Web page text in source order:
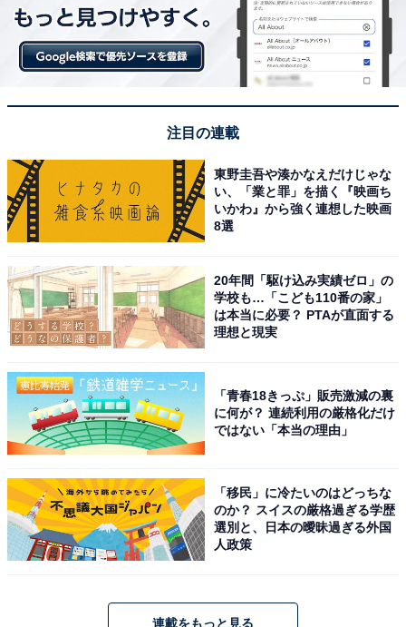
注目の連載
東野圭吾や湊かなえだけじゃな
い、「業と罪」を描く『映画ち
いかわ』から強く連想した映画
8選
20年間「駆け込み実績ゼロ」の
学校も…「こども110番の家」
は本当に必要？ PTAが直面する
理想と現実
「青春18きっぷ」販売激減の裏
に何が？ 連続利用の厳格化だけ
ではない「本当の理由」
「移民」に冷たいのはどっちな
のか？ スイスの厳格過ぎる学歴
選別と、日本の曖昧過ぎる外国
人政策
連載をもっと見る